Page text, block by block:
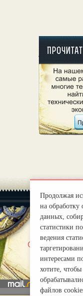
О нас
Продолжая
на обработку
данных,
статистики
ведения
интересами
хотите,
файлов